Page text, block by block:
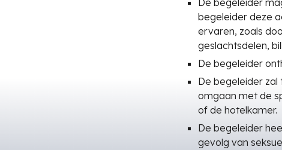
De begeleider
begeleider deze
ervaren, zoals
geslachtsdelen,
De begeleider
De begeleider
omgaan met de
of de hotelkamer.
De begeleider
gevolg van